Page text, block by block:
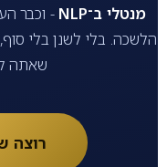
מנטלי ב־NLP
- וכבר
הלשכה. בלי לשנן בלי
שאתה
רוצה